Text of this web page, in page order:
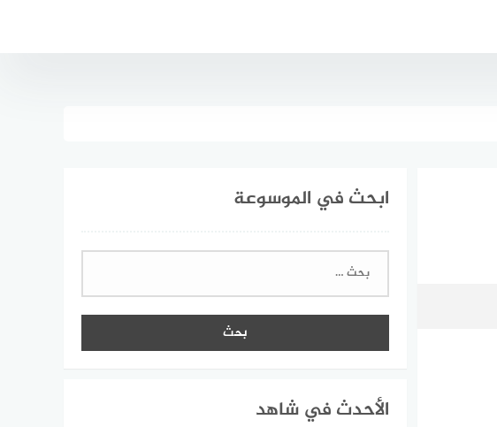
ابحث في الموسوعة
البحث
الأحدث في شاهد